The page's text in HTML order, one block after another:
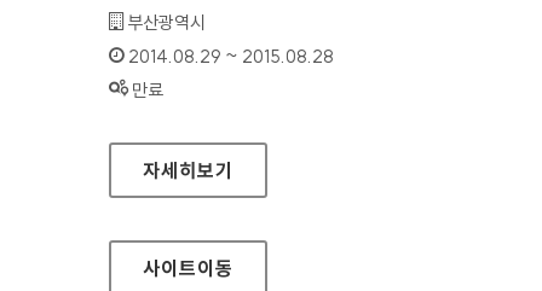
기관명 :
부산광역시
인증기간 :
2014.08.29 ~ 2015.08.28
상태 :
만료
부산문화관광 홈페이지
자세히보기
사이트이동